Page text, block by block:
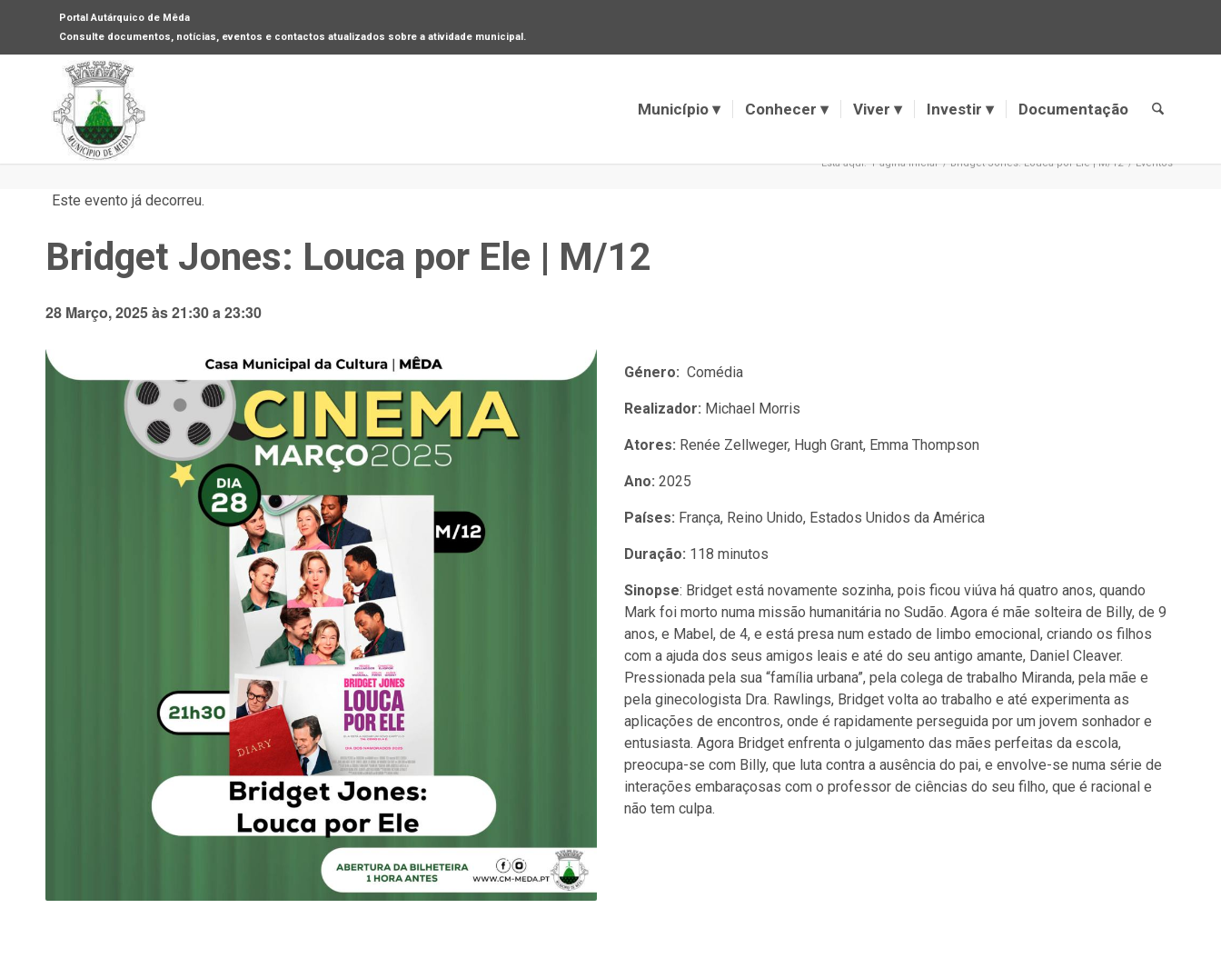
Portal Autárquico de Mêda
Consulte documentos, notícias, eventos e contactos atualizados sobre a atividade municipal.
Município Conhecer Viver Investir Documentação
Está aqui: Página Inicial / Bridget Jones: Louca por Ele | M/12 / Eventos
Este evento já decorreu.
Bridget Jones: Louca por Ele | M/12
28 Março, 2025 às 21:30a23:30
Género: Comédia
Realizador: Michael Morris
Atores: Renée Zellweger, Hugh Grant, Emma Thompson
Ano: 2025
Países: França, Reino Unido, Estados Unidos da América
Duração: 118 minutos
Sinopse: Bridget está novamente sozinha, pois ficou viúva há quatro anos, quando
Mark foi morto numa missão humanitária no Sudão. Agora é mãe solteira de Billy, de 9
anos, e Mabel, de 4, e está presa num estado de limbo emocional, criando os filhos
com a ajuda dos seus amigos leais e até do seu antigo amante, Daniel Cleaver.
Pressionada pela sua “família urbana”, pela colega de trabalho Miranda, pela mãe e
pela ginecologista Dra. Rawlings, Bridget volta ao trabalho e até experimenta as
aplicações de encontros, onde é rapidamente perseguida por um jovem sonhador e
entusiasta. Agora Bridget enfrenta o julgamento das mães perfeitas da escola,
preocupa-se com Billy, que luta contra a ausência do pai, e envolve-se numa série de
interações embaraçosas com o professor de ciências do seu filho, que é racional e
não tem culpa.